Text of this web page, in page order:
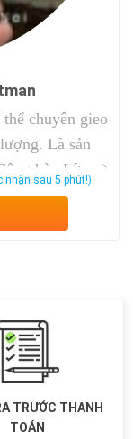
chuyên gieo
Là sản
hòa Lít-va)
cây trồng.
nhận sau 5 phút!)
TRƯỚC THANH
TOÁN